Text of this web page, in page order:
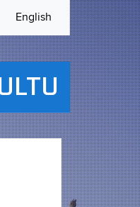
English